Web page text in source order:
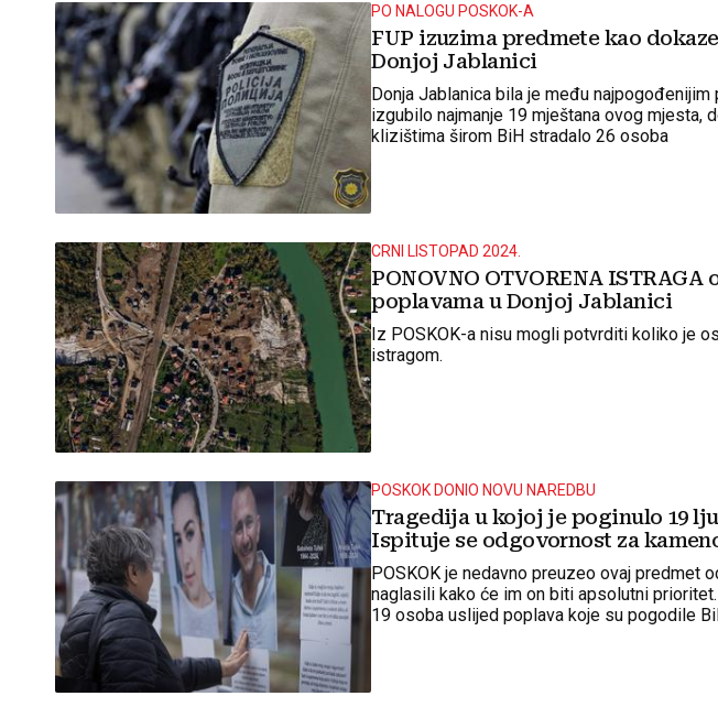
PO NALOGU POSKOK-A
FUP izuzima predmete kao
Donjoj Jablanici
Donja Jablanica bila je među
izgubilo najmanje 19 mještana ovog mjesta,
klizištima širom BiH stradalo 26 osoba
CRNI LISTOPAD 2024.
PONOVNO OTVORENA ISTRAGA
poplavama u Donjoj Jablanici
Iz POSKOK-a nisu mogli potvrditi koliko je
istragom.
POSKOK DONIO NOVU NAREDBU
Tragedija u kojoj je poginulo 19
Ispituje se odgovornost za
POSKOK je nedavno preuzeo ovaj predmet
naglasili kako će im on biti apsolutni
19 osoba uslijed poplava koje su pogodile